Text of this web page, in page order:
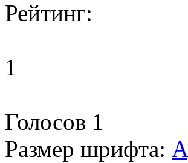
Рейтинг:
1
Голосов 1
Размер шрифта: A